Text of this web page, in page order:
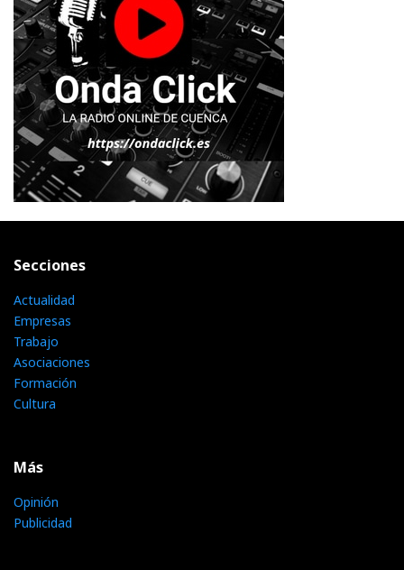
Secciones
Actualidad
Empresas
Trabajo
Asociaciones
Formación
Cultura
Más
Opinión
Publicidad